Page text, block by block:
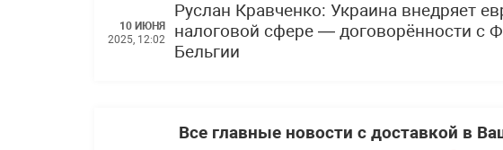
10 ИЮНЯ
2025, 12:02
Руслан Кравченко: Украина внедряет
налоговой сфере — договорённости с
Бельгии
Все главные новости с доставкой в